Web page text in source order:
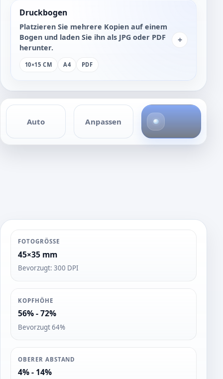
Druckbogen
Platzieren Sie mehrere Kopien auf einem
Bogen und laden Sie ihn als JPG oder PDF
herunter.
10×15 CM A4 PDF
+
Auto Anpassen
o
t
FOTOGRÖSSE
45×35 mm
Bevorzugt: 300 DPI
KOPFHÖHE
56% - 72%
Bevorzugt 64%
OBERER ABSTAND
4% - 14%